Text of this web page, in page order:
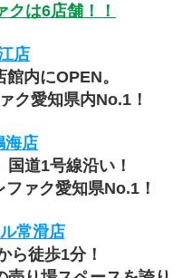
クは6店舗！！
店
内にOPEN。
ク愛知県内No.1！
海店
道1号線沿い！
ァク愛知県No.1！
常滑店
ら徒歩1分！